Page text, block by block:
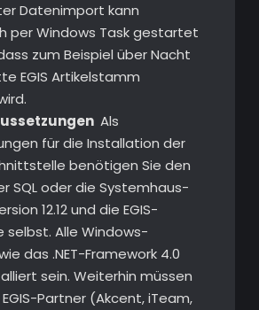
Datenimport kann
per Windows Task gestartet
zum Beispiel über Nacht
EGIS Artikelstamm
Als
für die Installation der
benötigen Sie den
SQL oder die Systemhaus-
12.12 und die EGIS-
selbst. Alle Windows-
das .NET-Framework 4.0
sein. Weiterhin müssen
Partner (Akcent, iTeam,